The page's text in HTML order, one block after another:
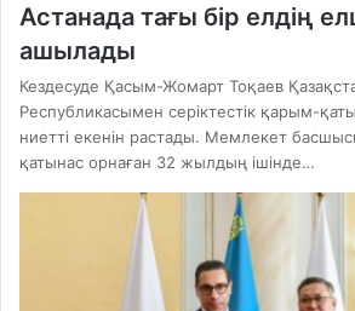
Астанада тағы бір елдің
ашылады
Кездесуде Қасым-Жомарт Тоқаев
Республикасымен серіктестік қарым-
ниетті екенін растады. Мемлекет
қатынас орнаған 32 жылдың ішінде…